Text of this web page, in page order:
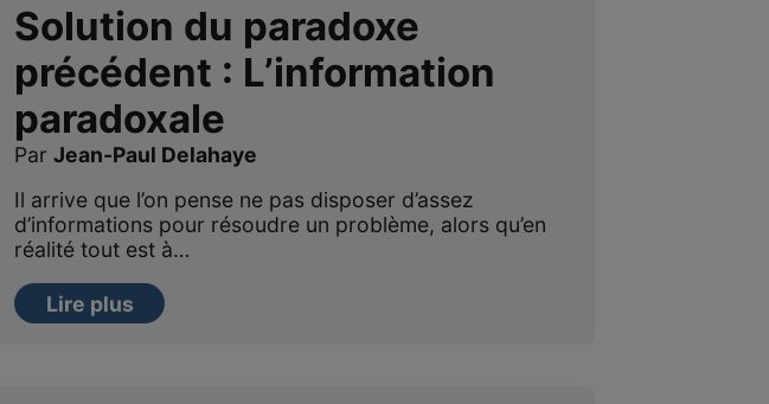
Solution du paradoxe
précédent : L’information
paradoxale
ParJean-Paul Delahaye
Il arrive que l’on pense ne pas disposer d’assez
d’informations pour résoudre un problème, alors qu’en
réalité tout est à…
Lire plus